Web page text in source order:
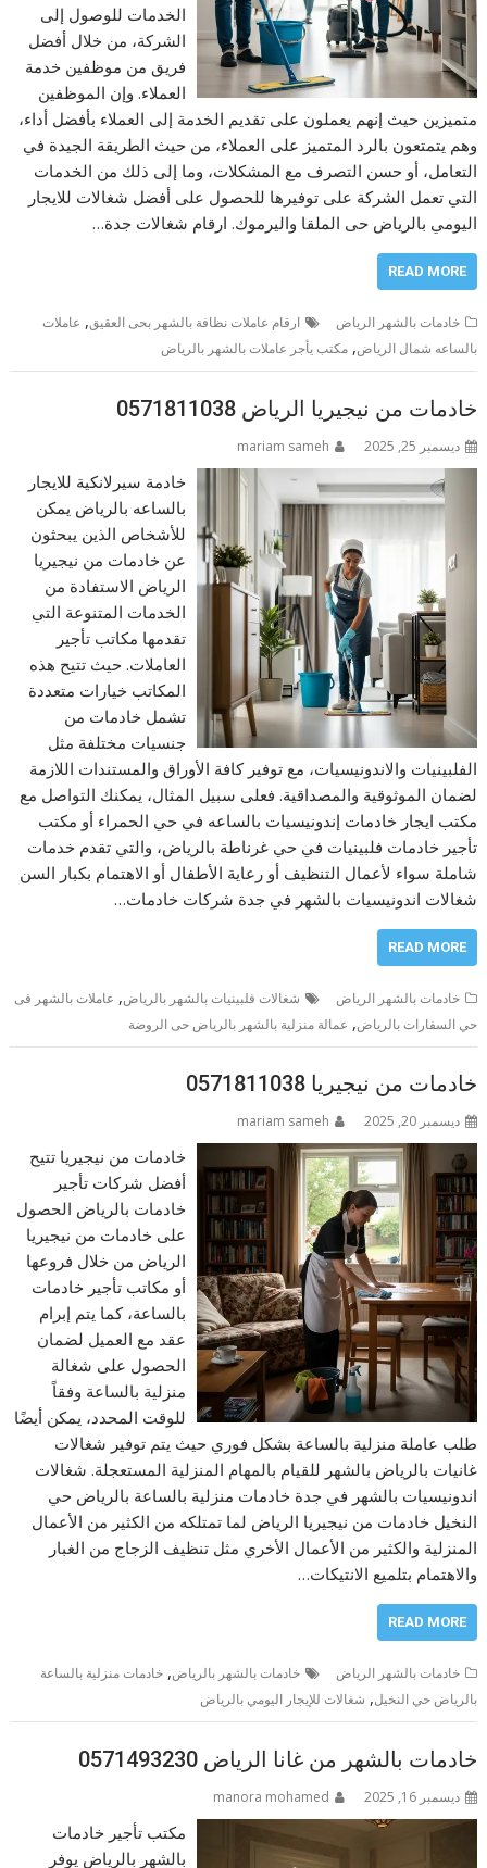
الخدمات للوصول إلى
الشركة، من خلال أفضل
فريق من موظفين خدمة
العملاء. وإن الموظفين
متميزين حيث إنهم يعملون على تقديم الخدمة إلى العملاء بأفضل أداء،
وهم يتمتعون بالرد المتميز على العملاء، من حيث الطريقة الجيدة في
التعامل، أو حسن التصرف مع المشكلات، وما إلى ذلك من الخدمات
التي تعمل الشركة على توفيرها للحصول على أفضل شغالات للايجار
اليومي بالرياض حى الملقا واليرموك. ارقام شغالات جدة…
READ MORE
خادمات بالشهر الرياض ارقام عاملات نظافة بالشهر بحى العقيق, عاملات
بالساعه شمال الرياض,مكتب يأجر عاملات بالشهر بالرياض
خادمات من نيجيريا الرياض 0571811038
ديسمبر 25, 2025 mariam sameh
خادمة سيرلانكية للايجار
بالساعه بالرياض يمكن
للأشخاص الذين يبحثون
عن خادمات من نيجيريا
الرياض الاستفادة من
الخدمات المتنوعة التي
تقدمها مكاتب تأجير
العاملات. حيث تتيح هذه
المكاتب خيارات متعددة
تشمل خادمات من
جنسيات مختلفة مثل
الفلبينيات والاندونيسيات، مع توفير كافة الأوراق والمستندات اللازمة
لضمان الموثوقية والمصداقية. فعلى سبيل المثال، يمكنك التواصل مع
مكتب ايجار خادمات إندونيسيات بالساعه في حي الحمراء أو مكتب
تأجير خادمات فلبينيات في حي غرناطة بالرياض، والتي تقدم خدمات
شاملة سواء لأعمال التنظيف أو رعاية الأطفال أو الاهتمام بكبار السن
شغالات اندونيسيات بالشهر في جدة شركات خادمات…
READ MORE
خادمات بالشهر الرياض شغالات فلبينيات بالشهر بالرياض, عاملات بالشهر فى
حي السفارات بالرياض, عمالة منزلية بالشهر بالرياض حى الروضة
خادمات من نيجيريا 0571811038
ديسمبر 20, 2025 mariam sameh
خادمات من نيجيريا تتيح
أفضل شركات تأجير
خادمات بالرياض الحصول
على خادمات من نيجيريا
الرياض من خلال فروعها
أو مكاتب تأجير خادمات
بالساعة، كما يتم إبرام
عقد مع العميل لضمان
الحصول على شغالة
منزلية بالساعة وفقاً
للوقت المحدد، يمكن أيضًا
طلب عاملة منزلية بالساعة بشكل فوري حيث يتم توفير شغالات
غانيات بالرياض بالشهر للقيام بالمهام المنزلية المستعجلة. شغالات
اندونيسيات بالشهر في جدة خادمات منزلية بالساعة بالرياض حي
النخيل خادمات من نيجيريا الرياض لما تمتلكه من الكثير من الأعمال
المنزلية والكثير من الأعمال الأخري مثل تنظيف الزجاج من الغبار
والاهتمام بتلميع الانتيكات…
READ MORE
خادمات بالشهر الرياض خادمات بالشهر بالرياض,خادمات منزلية بالساعة
بالرياض حي النخيل, شغالات للإيجار اليومي بالرياض
خادمات بالشهر من غانا الرياض 0571493230
ديسمبر 16, 2025 manora mohamed
مكتب تأجير خادمات
بالشهر بالرياض يوفر